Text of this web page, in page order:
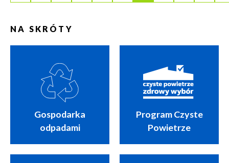
NA SKRÓTY
Gospodarka
odpadami
Program Czyste
Powietrze